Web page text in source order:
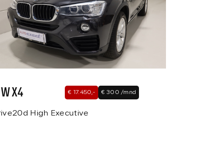
X4 € 17.450,- € 300 /mnd
High Executive